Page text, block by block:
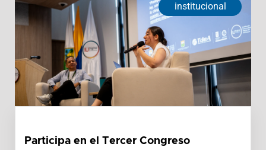
institucional
Participa en el Tercer Congreso